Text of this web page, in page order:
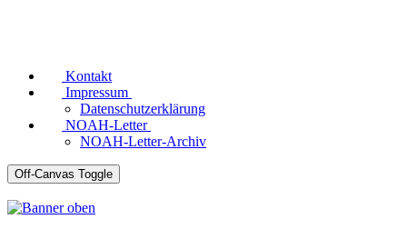
Kontakt
Impressum
Datenschutzerklärung
NOAH-Letter
NOAH-Letter-Archiv
Off-Canvas Toggle